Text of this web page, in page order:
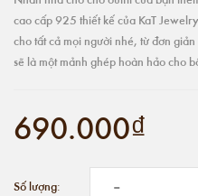
cao cấp 925 thiết kế của KaT
cho tất cả mọi người nhé, từ đơn
sẽ là một mảnh ghép hoàn hảo cho
690.000₫
Số lượng: -